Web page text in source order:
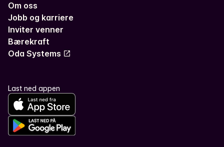
Om oss
Jobb og karriere
Inviter venner
Bærekraft
Oda Systems
Last ned appen